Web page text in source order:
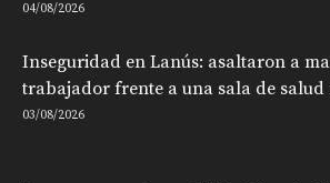
04/08/2026
Inseguridad en Lanús: asaltaron a
trabajador frente a una sala de
03/08/2026